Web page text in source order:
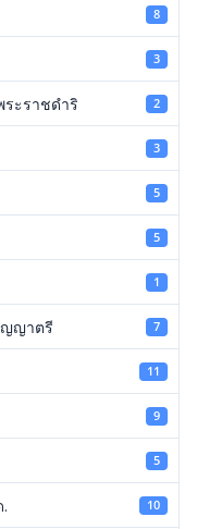
8
3
ระราชดำริ 2
3
5
5
1
ญาตรี 7
11
9
5
10